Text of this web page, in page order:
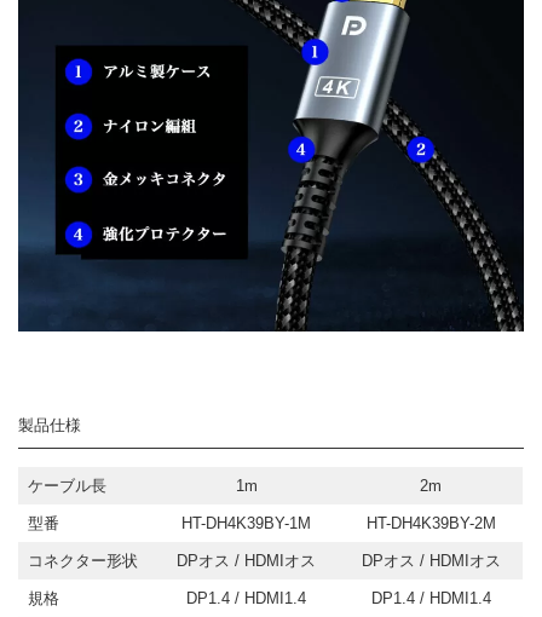
製品仕様
ケーブル長 1m 2m
型番 HT-DH4K39BY-1M HT-DH4K39BY-2M
コネクター形状 DPオス / HDMIオス DPオス / HDMIオス
規格 DP1.4 / HDMI1.4 DP1.4 / HDMI1.4